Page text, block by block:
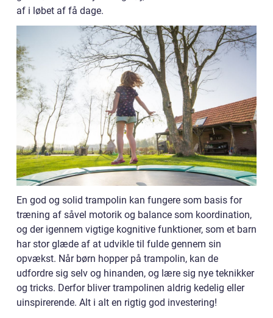
af i løbet af få dage.
En god og solid trampolin kan fungere som basis for
træning af såvel motorik og balance som koordination,
og der igennem vigtige kognitive funktioner, som et barn
har stor glæde af at udvikle til fulde gennem sin
opvækst. Når børn hopper på trampolin, kan de
udfordre sig selv og hinanden, og lære sig nye teknikker
og tricks. Derfor bliver trampolinen aldrig kedelig eller
uinspirerende. Alt i alt en rigtig god investering!